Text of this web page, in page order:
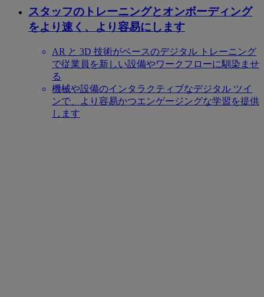
スタッフのトレーニングとオンボーディング
をより速く、より容易にします
AR と 3D 技術がベースのデジタル トレーニング
で従業員を新しい設備やワークフローに馴染ませ
る
機械や設備のインタラクティブなデジタル ツイ
ンで、より容易かつエンゲージングな学習を提供
します